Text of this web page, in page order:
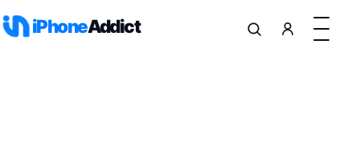
iPhoneAddict